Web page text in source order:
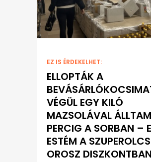
EZ IS ÉRDEKELHET:
ELLOPTÁK A
VÉGÜL EGY KILÓ
MAZSOLÁVAL
PERCIG A SORBAN –
ESTÉM A
OROSZ DISZKONTBAN